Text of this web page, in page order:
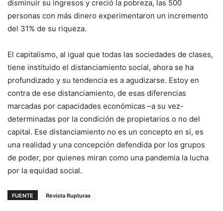
disminuir su ingresos y creció la pobreza, las 500
personas con más dinero experimentaron un incremento
del 31% de su riqueza.
El capitalismo, al igual que todas las sociedades de clases,
tiene instituido el distanciamiento social, ahora se ha
profundizado y su tendencia es a agudizarse. Estoy en
contra de ese distanciamiento, de esas diferencias
marcadas por capacidades económicas –a su vez-
determinadas por la condición de propietarios o no del
capital. Ese distanciamiento no es un concepto en sí, es
una realidad y una concepción defendida por los grupos
de poder, por quienes miran como una pandemia la lucha
por la equidad social.
FUENTE Revista Rupturas